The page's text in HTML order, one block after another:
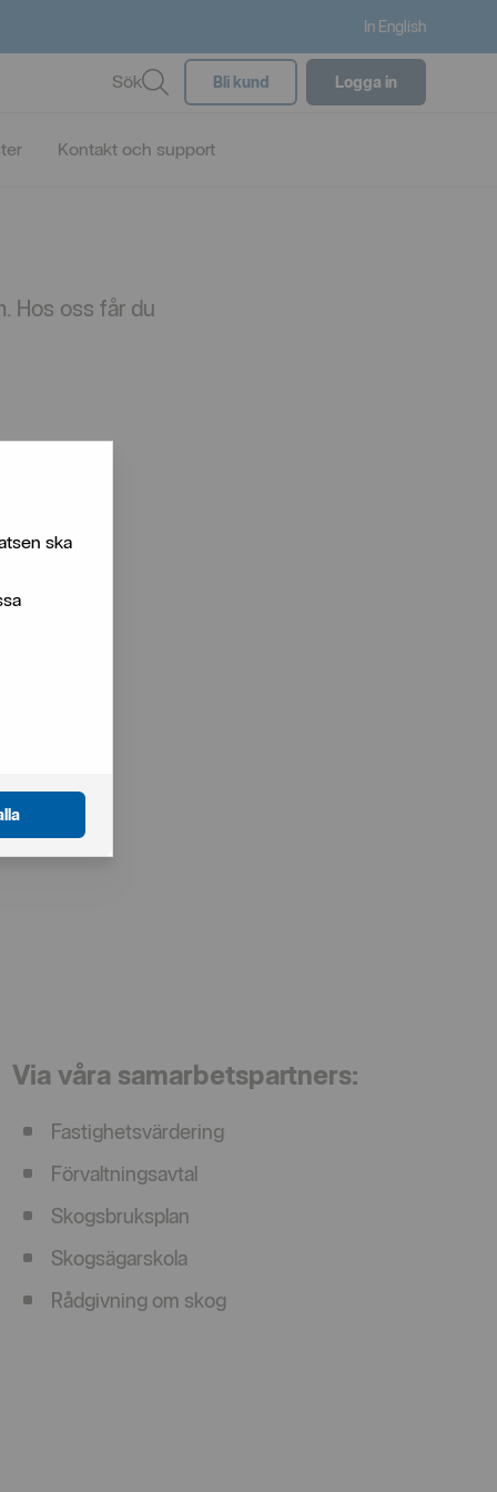
ska
In English
Sök Bli kund Logga in
Kontakt och support
Hos oss får du
Via våra samarbetspartners:
Fastighetsvärdering
Förvaltningsavtal
Skogsbruksplan
Skogsägarskola
Rådgivning om skog